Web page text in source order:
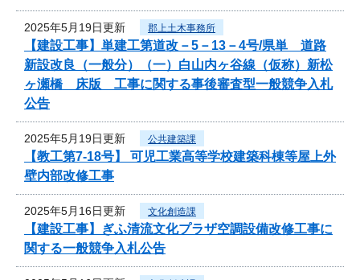
2025年5月19日更新 郡上土木事務所
【建設工事】単建工第道改－5－13－4号/県単 道路
新設改良（一般分）（一）白山内ヶ谷線（仮称）新松
ヶ瀬橋 床版 工事に関する事後審査型一般競争入札
公告
2025年5月19日更新 公共建築課
【教工第7-18号】 可児工業高等学校建築科棟等屋上外
壁内部改修工事
2025年5月16日更新 文化創造課
【建設工事】ぎふ清流文化プラザ空調設備改修工事に
関する一般競争入札公告